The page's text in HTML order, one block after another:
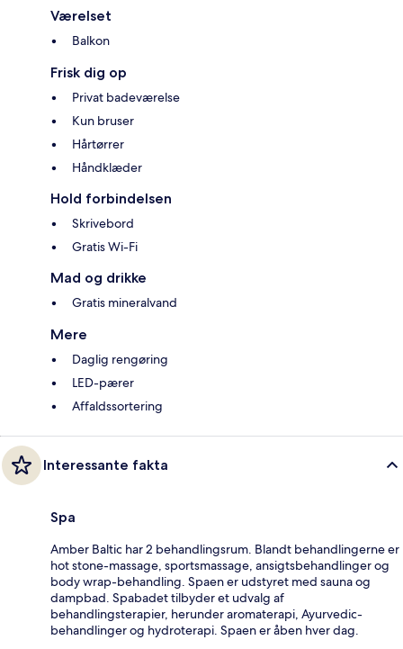
Værelset
Balkon
Frisk dig op
Privat badeværelse
Kun bruser
Hårtørrer
Håndklæder
Hold forbindelsen
Skrivebord
Gratis Wi-Fi
Mad og drikke
Gratis mineralvand
Mere
Daglig rengøring
LED-pærer
Affaldssortering
Interessante fakta
Spa
Amber Baltic har 2 behandlingsrum. Blandt behandlingerne er
hot stone-massage, sportsmassage, ansigtsbehandlinger og
body wrap-behandling. Spaen er udstyret med sauna og
dampbad. Spabadet tilbyder et udvalg af
behandlingsterapier, herunder aromaterapi, Ayurvedic-
behandlinger og hydroterapi. Spaen er åben hver dag.